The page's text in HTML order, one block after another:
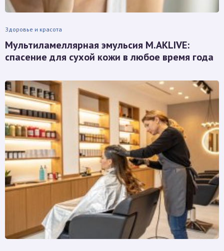
Здоровье и красота
Мультиламеллярная эмульсия M.AKLIVE:
спасение для сухой кожи в любое время года